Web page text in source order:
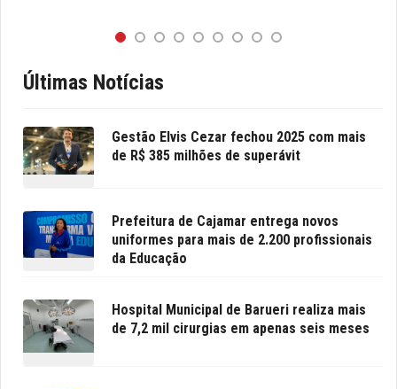
Últimas Notícias
Gestão Elvis Cezar fechou 2025 com mais
de R$ 385 milhões de superávit
Prefeitura de Cajamar entrega novos
uniformes para mais de 2.200 profissionais
da Educação
Hospital Municipal de Barueri realiza mais
de 7,2 mil cirurgias em apenas seis meses